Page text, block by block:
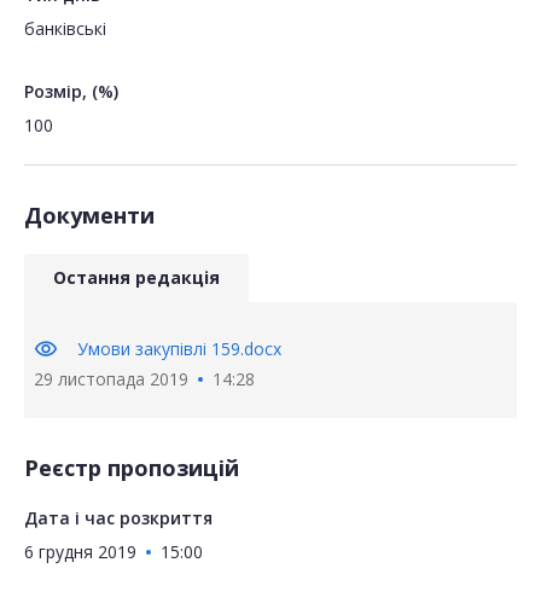
банківські
Розмір, (%)
100
Документи
Остання редакція
visibility
Умови закупівлі 159.docx
29 листопада 2019
14:28
Реєстр пропозицій
Дата і час розкриття
6 грудня 2019
15:00